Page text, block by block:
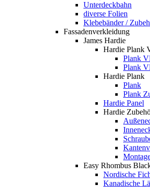
Unterdeckbahn
diverse Folien
Klebebänder /
Fassadenverkleidung
James Hardie
Hardie Plank
Plank
Plank
Hardie Plank
Plank
Plank
Hardie Panel
Hardie
Easy Rhombus
Nordische
Kanadische